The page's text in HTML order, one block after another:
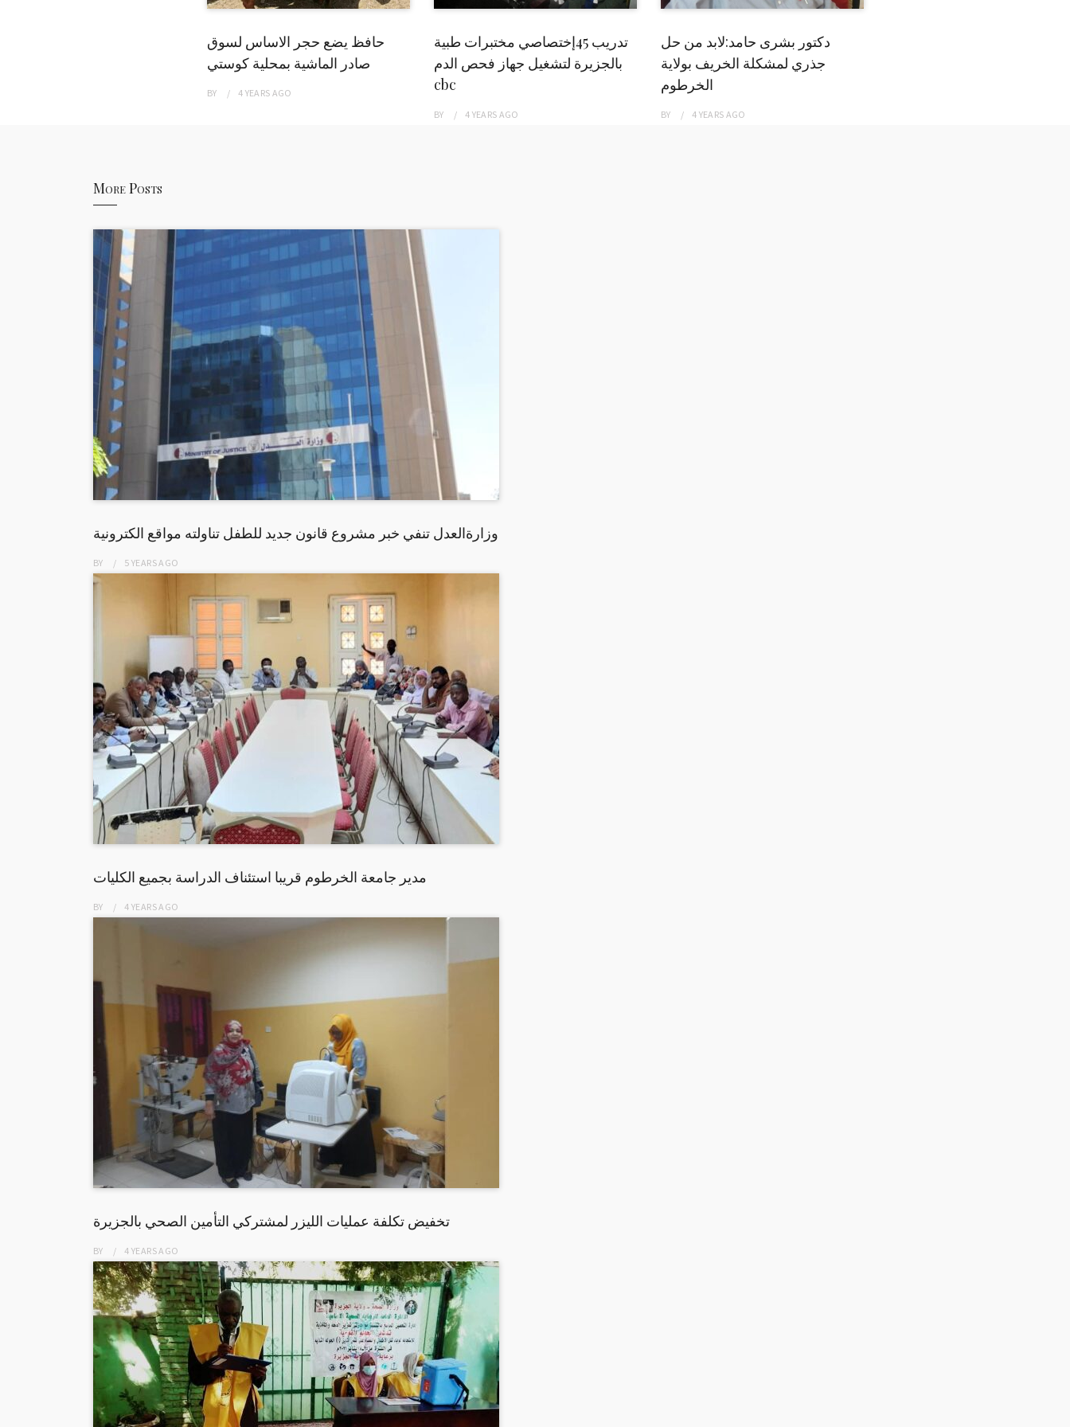
حافظ يضع حجر الاساس لسوق
صادر الماشية بمحلية كوستي
BY 4 YEARS AGO
تدريب 45إختصاصي مختبرات طبية
بالجزيرة لتشغيل جهاز فحص الدم
cbc
BY 4 YEARS AGO
دكتور بشرى حامد:لابد من حل
جذري لمشكلة الخريف بولاية
الخرطوم
BY 4 YEARS AGO
More Posts
وزارةالعدل تنفي خبر مشروع قانون جديد للطفل تناولته مواقع الكترونية
BY 5 YEARSAGO
مدير جامعة الخرطوم قريبا استئناف الدراسة بجميع الكليات
BY 4 YEARSAGO
تخفيض تكلفة عمليات الليزر لمشتركي التأمين الصحي بالجزيرة
BY 4 YEARSAGO